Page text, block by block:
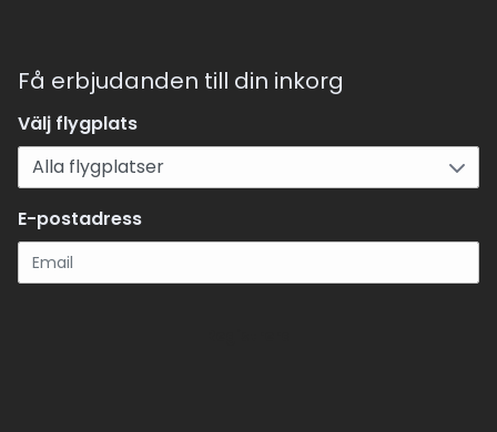
Få erbjudanden till din inkorg
Välj flygplats
E-postadress